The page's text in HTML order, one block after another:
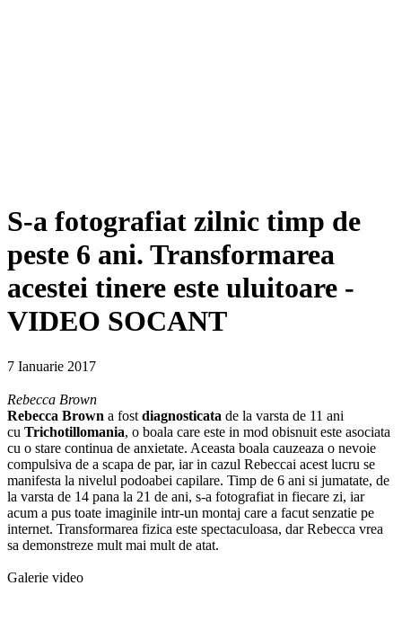
S-a fotografiat zilnic timp de
peste 6 ani. Transformarea
acestei tinere este uluitoare -
VIDEO SOCANT
7 Ianuarie 2017
Rebecca Brown
Rebecca Brown a fost diagnosticata de la varsta de 11 ani
cu Trichotillomania, o boala care este in mod obisnuit este asociata
cu o stare continua de anxietate. Aceasta boala cauzeaza o nevoie
compulsiva de a scapa de par, iar in cazul Rebeccai acest lucru se
manifesta la nivelul podoabei capilare. Timp de 6 ani si jumatate, de
la varsta de 14 pana la 21 de ani, s-a fotografiat in fiecare zi, iar
acum a pus toate imaginile intr-un montaj care a facut senzatie pe
internet. Transformarea fizica este spectaculoasa, dar Rebecca vrea
sa demonstreze mult mai mult de atat.
Galerie video